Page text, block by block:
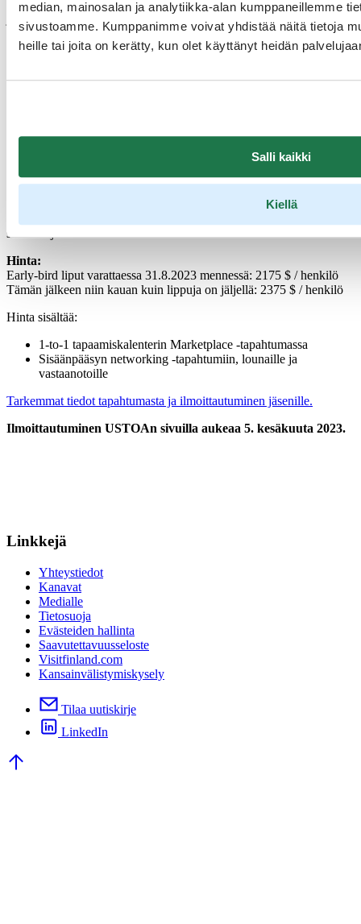
median, mainosalan ja analytiikka-alan kumppaneillemme
sivustoamme. Kumppanimme voivat yhdistää näitä tietoja
heille tai joita on kerätty, kun olet käyttänyt heidän
Salli kaikki
Kiellä
arvostetuimmista matkailualan yhdistyksistä Yhdysvalloissa. Sen
jäsenet edustavat huomattavaa osaa matkanjärjestäjien markkinoista
Pohjois-Amerikassa.
tuotteitaan ja palveluitaan.
Osallistuaksesi USTOA Conference and Marketplace tapahtumaan,
sinun tulee olla USTOAn jäsen. Vuotuinen jäsenmaksu on 950
USTOAn jäsenyydestä ja eduista. Visit Finland
suosittelijanasi.
Hinta:
Early-bird liput varattaessa 31.8.2023 mennessä: 2175 $ / henkilö
Tämän jälkeen niin kauan kuin lippuja on jäljellä: 2375 $ / henkilö
Hinta sisältää:
1-to-1 tapaamiskalenterin Marketplace -tapahtumassa
Sisäänpääsyn networking -tapahtumiin, lounaille ja
vastaanotoille
Tarkemmat tiedot tapahtumasta ja ilmoittautuminen jäsenille.
Ilmoittautuminen USTOAn sivuilla aukeaa 5. kesäkuuta 2023.
Linkkejä
Yhteystiedot
Kanavat
Medialle
Tietosuoja
Evästeiden hallinta
Saavutettavuusseloste
Visitfinland.com
Kansainvälistymiskysely
Tilaa uutiskirje
LinkedIn